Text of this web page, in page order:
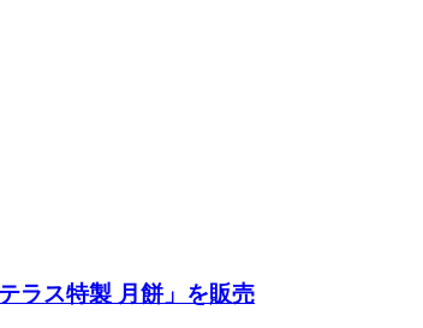
ラス特製 月餅」を販売